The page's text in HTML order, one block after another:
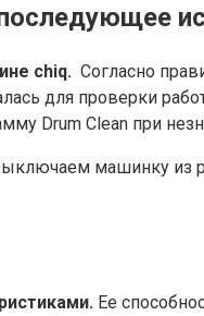
chiq. Согласно
для проверки
Drum Clean при
машинку из
Ее